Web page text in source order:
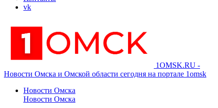
vk
1OMSK.RU -
Новости Омска и Омской области сегодня на портале 1omsk
Новости Омска
Новости Омска